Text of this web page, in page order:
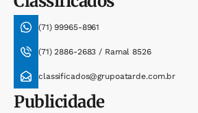
(71) 99965-8961
(71) 2886-2683 / Ramal 8526
classificados@grupoatarde.com.br
Publicidade